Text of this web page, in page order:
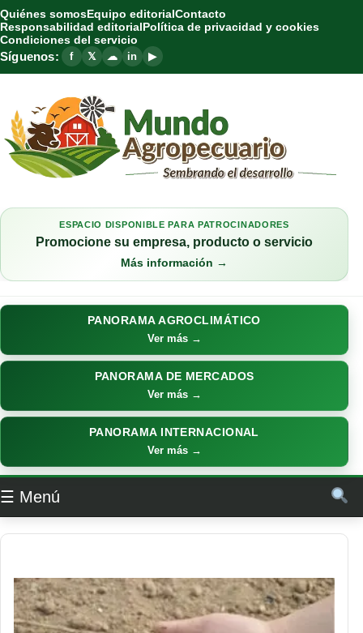
Quiénes somosEquipo editorialContacto
Responsabilidad editorialPolítica de privacidad y cookies
Condiciones del servicio
Síguenos: f 𝕏 ☁ in ▶
ESPACIO DISPONIBLE PARA PATROCINADORES
Promocione su empresa, producto o servicio
Más información →
PANORAMA AGROCLIMÁTICO
Ver más →
PANORAMA DE MERCADOS
Ver más →
PANORAMA INTERNACIONAL
Ver más →
☰ Menú